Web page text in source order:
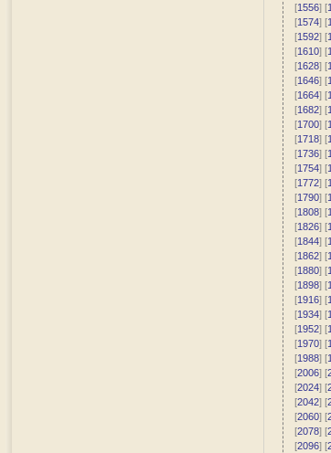
[1556] [
[1574] [
[1592] [
[1610] [
[1628] [
[1646] [
[1664] [
[1682] [
[1700] [
[1718] [
[1736] [
[1754] [
[1772] [
[1790] [
[1808] [
[1826] [
[1844] [
[1862] [
[1880] [
[1898] [
[1916] [
[1934] [
[1952] [
[1970] [
[1988] [
[2006] [
[2024] [
[2042] [
[2060] [
[2078] [
[2096] [